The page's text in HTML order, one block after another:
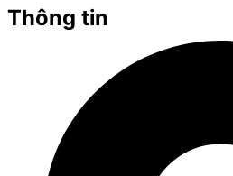
Thông tin